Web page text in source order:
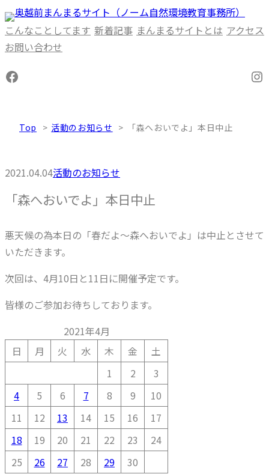
内
容
を
キ
こんなことしてます 新着記事 まんまるサイトとは アクセス
お問い合わせ
Facebook
Top 活動のお知らせ 「森へおいでよ」本日中止
2021.04.04活動のお知らせ
「森へおいでよ」本日中止
悪天候の為本日の「春だよ～森へおいでよ」は中止とさせて
いただきます。
次回は、4月10日と11日に開催予定です。
皆様のご参加お待ちしております。
2021年4月
日
月 火 水 木 金
土
1
2
3
4
5 6 7 8 9
10
11
12 13 14 15 16
17
18
19 20 21 22 23
24
25
26 27 28 29
30